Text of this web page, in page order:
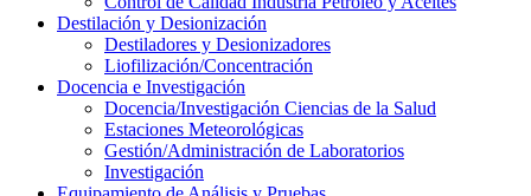
Destilación y Desionización
Destiladores y Desionizadores
Liofilización/Concentración
Docencia e Investigación
Docencia/Investigación Ciencias de la Salud
Estaciones Meteorológicas
Gestión/Administración de Laboratorios
Investigación